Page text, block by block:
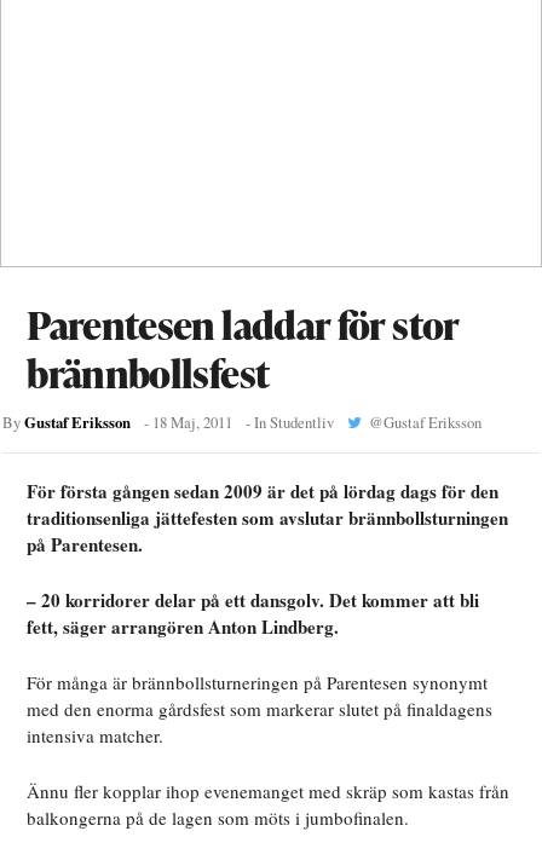
Parentesen laddar för stor
brännbollsfest
ByGustaf Eriksson - 18 Maj, 2011 - InStudentliv @Gustaf Eriksson
För första gången sedan 2009 är det på lördag dags för den
traditionsenliga jättefesten som avslutar brännbollsturningen
på Parentesen.
– 20 korridorer delar på ett dansgolv. Det kommer att bli
fett, säger arrangören Anton Lindberg.
För många är brännbollsturneringen på Parentesen synonymt
med den enorma gårdsfest som markerar slutet på finaldagens
intensiva matcher.
Ännu fler kopplar ihop evenemanget med skräp som kastas från
balkongerna på de lagen som möts i jumbofinalen.